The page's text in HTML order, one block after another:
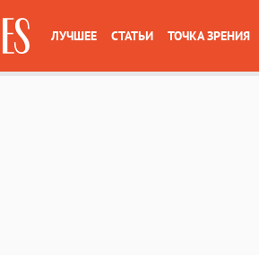
ЛУЧШЕЕ СТАТЬИ ТОЧКА ЗРЕНИЯ